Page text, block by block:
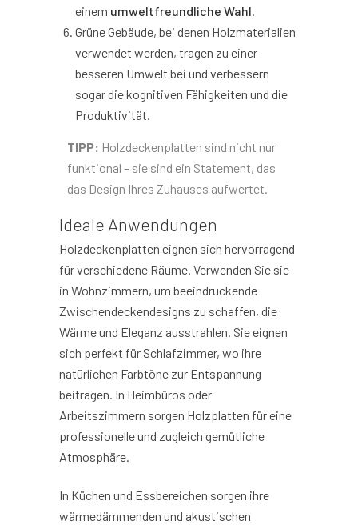
einem umweltfreundliche Wahl.
Grüne Gebäude, bei denen Holzmaterialien
verwendet werden, tragen zu einer
besseren Umwelt bei und verbessern
sogar die kognitiven Fähigkeiten und die
Produktivität.
TIPP: Holzdeckenplatten sind nicht nur
funktional – sie sind ein Statement, das
das Design Ihres Zuhauses aufwertet.
Ideale Anwendungen
Holzdeckenplatten eignen sich hervorragend
für verschiedene Räume. Verwenden Sie sie
in Wohnzimmern, um beeindruckende
Zwischendeckendesigns zu schaffen, die
Wärme und Eleganz ausstrahlen. Sie eignen
sich perfekt für Schlafzimmer, wo ihre
natürlichen Farbtöne zur Entspannung
beitragen. In Heimbüros oder
Arbeitszimmern sorgen Holzplatten für eine
professionelle und zugleich gemütliche
Atmosphäre.
In Küchen und Essbereichen sorgen ihre
wärmedämmenden und akustischen